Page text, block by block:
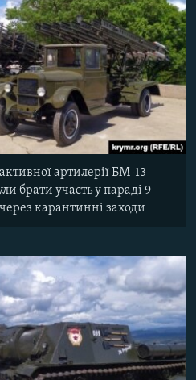
артилерії БМ-13
брати участь у параді 9
карантинні заходи